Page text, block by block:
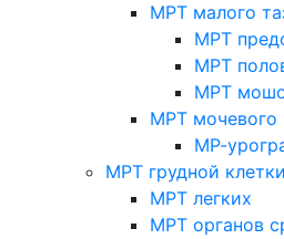
МРТ малого
МРТ
МРТ
МРТ
МРТ мочевого
МР-
МРТ грудной клетки
МРТ легких
МРТ органов